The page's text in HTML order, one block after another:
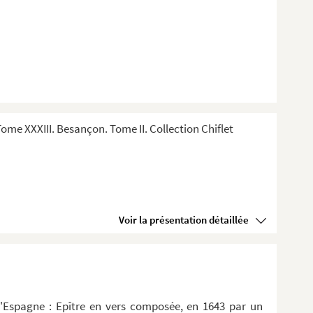
XXXIII. Besançon. Tome II. Collection Chiflet
Voir la présentation détaillée
: Epître en vers composée, en 1643 par un